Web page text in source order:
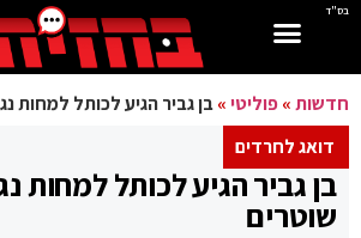
בס"ד
חדשות»פוליטי»בן גביר הגיע לכותל למחות
דואג לחרדים
בן גביר הגיע לכותל למחות
שוטרים